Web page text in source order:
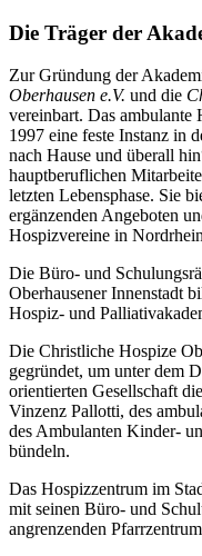
Die Träger der
Zur Gründung der
Oberhausen e.V. und die
vereinbart. Das ambulante
1997 eine feste Instanz in
nach Hause und überall
hauptberuflichen
letzten Lebensphase. Sie
ergänzenden Angeboten
Hospizvereine in
Die Büro- und
Oberhausener Innenstadt
Hospiz- und
Die Christliche Hospize
gegründet, um unter dem
orientierten Gesellschaft
Vinzenz Pallotti, des
des Ambulanten Kinder-
bündeln.
Das Hospizzentrum im
mit seinen Büro- und
angrenzenden